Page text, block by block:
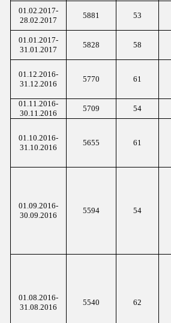
01.02.2017-
28.02.2017
5881 53
01.01.2017-
31.01.2017
5828 58
01.12.2016-
31.12.2016
5770 61
01.1 1 .2016-
30 .1 1 .2016
5709 54
01.10.2016-
31.10.2016
5655 61
01.09.2016-
30.09.2016
5594 54
01.08.2016-
31.08.2016
5540 62